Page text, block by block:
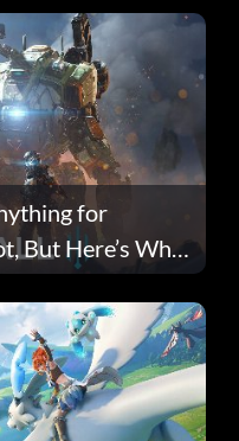
for
But Here’s Why